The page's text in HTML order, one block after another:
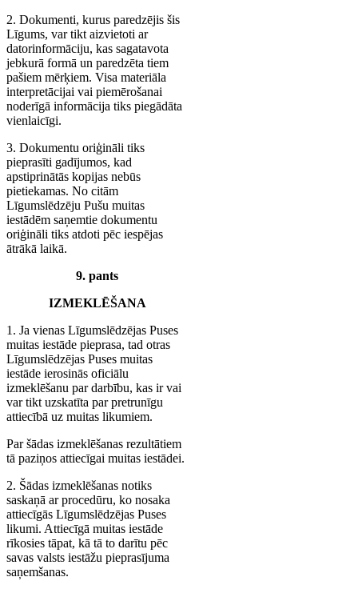
2. Dokumenti, kurus paredzējis šis
Līgums, var tikt aizvietoti ar
datorinformāciju, kas sagatavota
jebkurā formā un paredzēta tiem
pašiem mērķiem. Visa materiāla
interpretācijai vai piemērošanai
noderīgā informācija tiks piegādāta
vienlaicīgi.
3. Dokumentu oriģināli tiks
pieprasīti gadījumos, kad
apstiprinātās kopijas nebūs
pietiekamas. No citām
Līgumslēdzēju Pušu muitas
iestādēm saņemtie dokumentu
oriģināli tiks atdoti pēc iespējas
ātrākā laikā.
9. pants
IZMEKLĒŠANA
1. Ja vienas Līgumslēdzējas Puses
muitas iestāde pieprasa, tad otras
Līgumslēdzējas Puses muitas
iestāde ierosinās oficiālu
izmeklēšanu par darbību, kas ir vai
var tikt uzskatīta par pretrunīgu
attiecībā uz muitas likumiem.
Par šādas izmeklēšanas rezultātiem
tā paziņos attiecīgai muitas iestādei.
2. Šādas izmeklēšanas notiks
saskaņā ar procedūru, ko nosaka
attiecīgās Līgumslēdzējas Puses
likumi. Attiecīgā muitas iestāde
rīkosies tāpat, kā tā to darītu pēc
savas valsts iestāžu pieprasījuma
saņemšanas.